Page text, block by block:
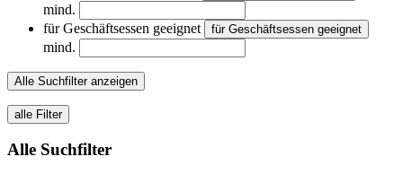
mind.
für Geschäftsessen geeignet
für Geschäftsessen geeignet
mind.
Alle Suchfilter anzeigen
alle Filter
Alle Suchfilter